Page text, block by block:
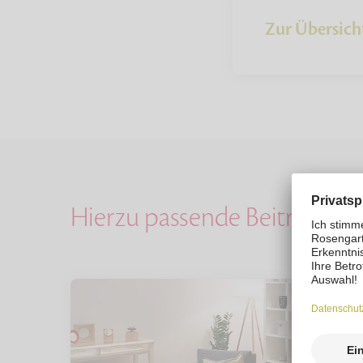
Zur
Hierzu passende Beiträge